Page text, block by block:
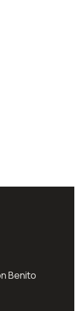
Benito